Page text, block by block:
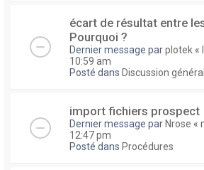
écart de résultat entre
Pourquoi ?
Dernier message parplotek «
10:59 am
Posté dans Discussion
import fichiers prospect
Dernier message par Nrose «
12:47 pm
Posté dans Procédures